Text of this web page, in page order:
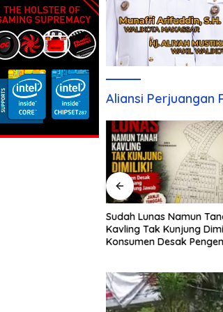
Aliansi Perjuangan
Sudah Lunas Namun
Kavling Tak Kunjung
Konsumen Desak